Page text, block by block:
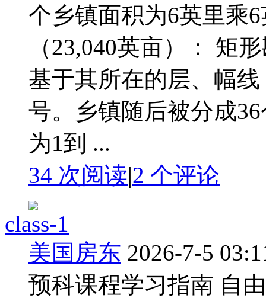
个乡镇面积为6英里乘
（23,040英亩）： 矩
基于其所在的层、幅
号。乡镇随后被分成
为1到 ...
34 次阅读|2 个评论
class-1
美国房东 2026-7-5
预科课程学习指南 自